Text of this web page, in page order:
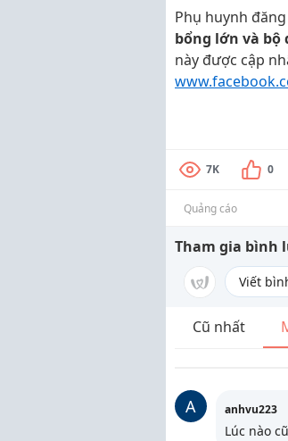
Phụ huynh
bổng lớn và
này được cập
7K 0
Quảng cáo
Tham gia bình
Cũ nhất
A anhvu223
Lúc nào